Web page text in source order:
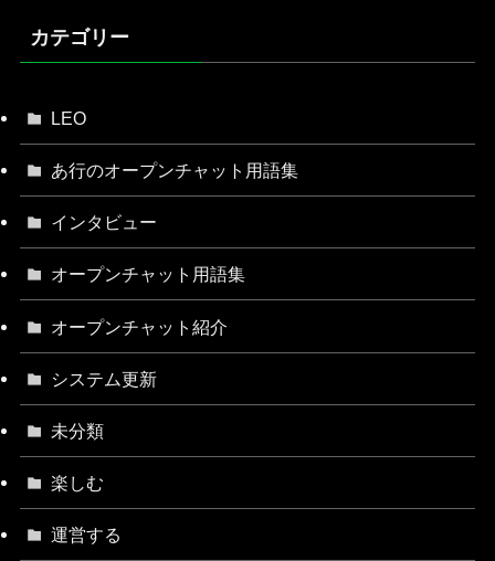
カテゴリー
LEO
あ行のオープンチャット用語集
インタビュー
オープンチャット用語集
オープンチャット紹介
システム更新
未分類
楽しむ
運営する